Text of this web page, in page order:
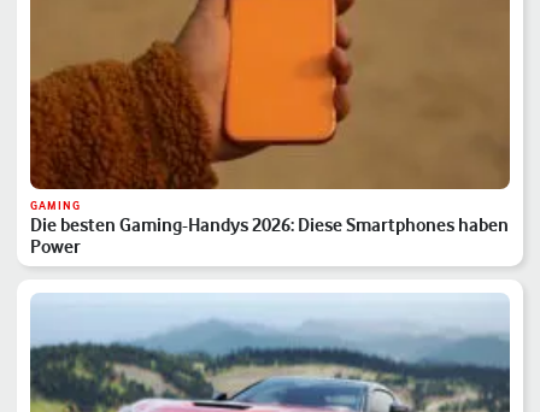
GAMING
Die besten Gaming-Handys 2026: Diese Smartphones haben
Power